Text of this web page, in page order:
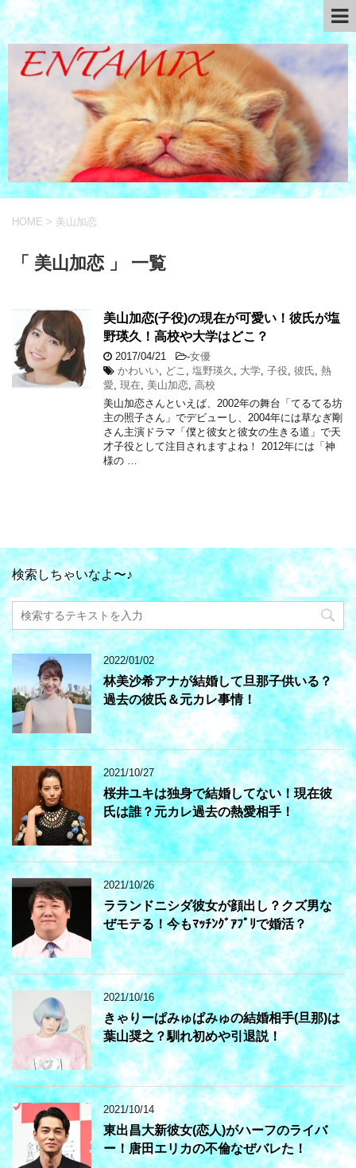
HOME > 美山加恋
「 美山加恋 」 一覧
美山加恋(子役)の現在が可愛い！彼氏が塩
野瑛久！高校や大学はどこ？
2017/04/21 -女優
かわいい
どこ 塩野瑛久 大学 子役 彼氏 熱
愛 現在 美山加恋 高校
美山加恋さんといえば、2002年の舞台「てるてる坊
主の照子さん」でデビューし、2004年には草なぎ剛
さん主演ドラマ「僕と彼女と彼女の生きる道」で天
才子役として注目されますよね！ 2012年には「神
様の …
検索しちゃいなよ〜♪
2022/01/02
林美沙希アナが結婚して旦那子供いる？
過去の彼氏＆元カレ事情！
2021/10/27
桜井ユキは独身で結婚してない！現在彼
氏は誰？元カレ過去の熱愛相手！
2021/10/26
ラランドニシダ彼女が顔出し？クズ男な
ぜモテる！今もﾏｯﾁﾝｸﾞｱﾌﾟﾘで婚活？
2021/10/16
きゃりーぱみゅぱみゅの結婚相手(旦那)は
葉山奨之？馴れ初めや引退説！
2021/10/14
東出昌大新彼女(恋人)がハーフのライバ
ー！唐田エリカの不倫なぜバレた！